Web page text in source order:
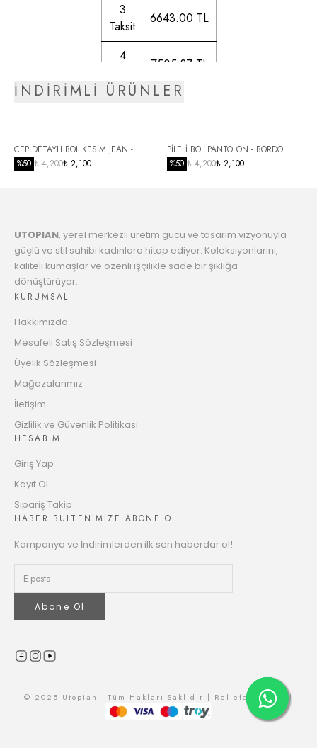
3
Taksit
6643.00 TL
4
7505.37 TL
6
7814.37 TL
8
Taksit
8200.22 TL
Taksit
12
İNDİRİMLİ ÜRÜNLER
CEP DETAYLI BOL KESİM JEAN -
SİYAH
%50 ₺ 4,200₺ 2,100
PİLELİ BOL PANTOLON - BORDO
%50 ₺ 4,200₺ 2,100
UTOPIAN, yerel merkezli üretim gücü ve tasarım vizyonuyla
güçlü ve stil sahibi kadınlara hitap ediyor. Koleksiyonlarını,
kaliteli kumaşlar ve özenli işçilikle sade bir şıklığa
dönüştürüyor.
KURUMSAL
Hakkımızda
Mesafeli Satış Sözleşmesi
Üyelik Sözleşmesi
Mağazalarımız
İletişim
Gizlilik ve Güvenlik Politikası
HESABIM
Giriş Yap
Kayıt Ol
Sipariş Takip
HABER BÜLTENİMİZE ABONE OL
Kampanya ve İndirimlerden ilk sen haberdar ol!
Abone Ol
© 2025 Utopian - Tüm Hakları Saklıdır | Reliefers Digital